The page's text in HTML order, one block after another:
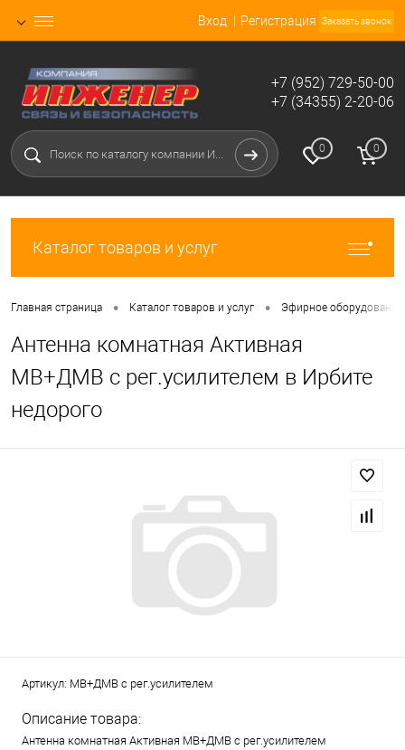
Вход Регистрация Заказать звонок
+7 (952) 729-50-00
+7 (34355) 2-20-06
0 0
Каталог товаров и услуг
Главная страница • Каталог товаров и услуг • Эфирное
Антенна комнатная Активная
МВ+ДМВ с рег.усилителем в Ирбите
недорого
Артикул: МВ+ДМВ с рег.усилителем
Описание товара:
Антенна комнатная Активная МВ+ДМВ с рег.усилителем